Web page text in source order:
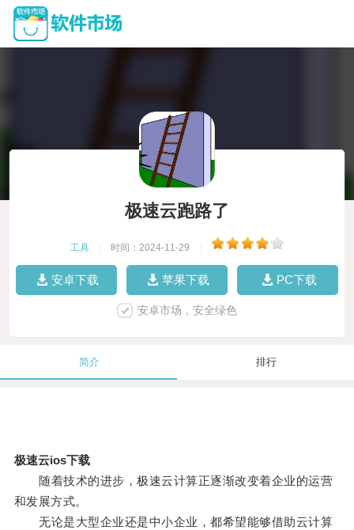
极速云跑路了
工具 时间：2024-11-29
安卓下载 苹果下载 PC下载
安卓市场，安全绿色
简介 排行
极速云ios下载
随着技术的进步，极速云计算正逐渐改变着企业的运营
和发展方式。
无论是大型企业还是中小企业，都希望能够借助云计算